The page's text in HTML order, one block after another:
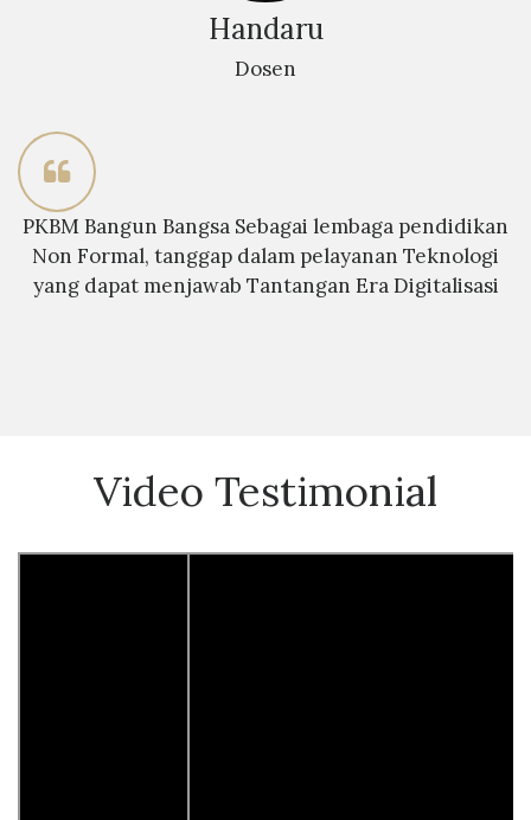
Handaru
Dosen
PKBM Bangun Bangsa Sebagai lembaga pendidikan
Non Formal, tanggap dalam pelayanan Teknologi
yang dapat menjawab Tantangan Era Digitalisasi
Video Testimonial